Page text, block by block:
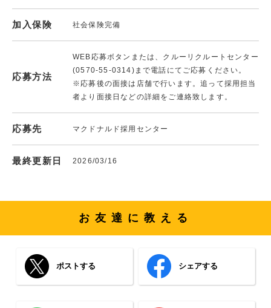
加入保険 社会保険完備
応募方法
WEB応募ボタンまたは、クルーリクルートセンター
(0570-55-0314)まで電話にてご応募ください。
※応募後の面接は店舗で行います。追って採用担当
者より面接日などの詳細をご連絡致します。
応募先 マクドナルド採用センター
最終更新日 2026/03/16
お友達に教える
ポストする シェアする